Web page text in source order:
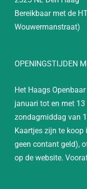
Bereikbaar met de
Wouwermanstraat)
OPENINGSTIJDEN
Het Haags
januari tot en met
zondagmiddag van
Kaartjes zijn te koop
geen contant geld),
op de website.